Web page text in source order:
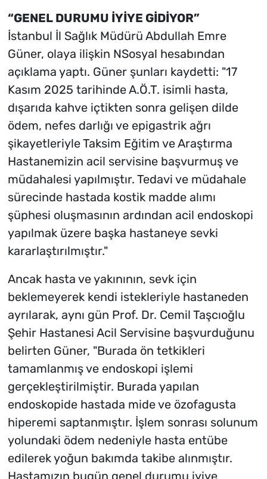
“GENEL DURUMU İYİYE GİDİYOR”
İstanbul İl Sağlık Müdürü Abdullah Emre
Güner, olaya ilişkin NSosyal hesabından
açıklama yaptı. Güner şunları kaydetti: "17
Kasım 2025 tarihinde A.Ö.T. isimli hasta,
dışarıda kahve içtikten sonra gelişen dilde
ödem, nefes darlığı ve epigastrik ağrı
şikayetleriyle Taksim Eğitim ve Araştırma
Hastanemizin acil servisine başvurmuş ve
müdahalesi yapılmıştır. Tedavi ve müdahale
sürecinde hastada kostik madde alımı
şüphesi oluşmasının ardından acil endoskopi
yapılmak üzere başka hastaneye sevki
kararlaştırılmıştır."
Ancak hasta ve yakınının, sevk için
beklemeyerek kendi istekleriyle hastaneden
ayrılarak, aynı gün Prof. Dr. Cemil Taşcıoğlu
Şehir Hastanesi Acil Servisine başvurduğunu
belirten Güner, "Burada ön tetkikleri
tamamlanmış ve endoskopi işlemi
gerçekleştirilmiştir. Burada yapılan
endoskopide hastada mide ve özofagusta
hiperemi saptanmıştır. İşlem sonrası solunum
yolundaki ödem nedeniyle hasta entübe
edilerek yoğun bakımda takibe alınmıştır.
Hastamızın bugün genel durumu iyiye